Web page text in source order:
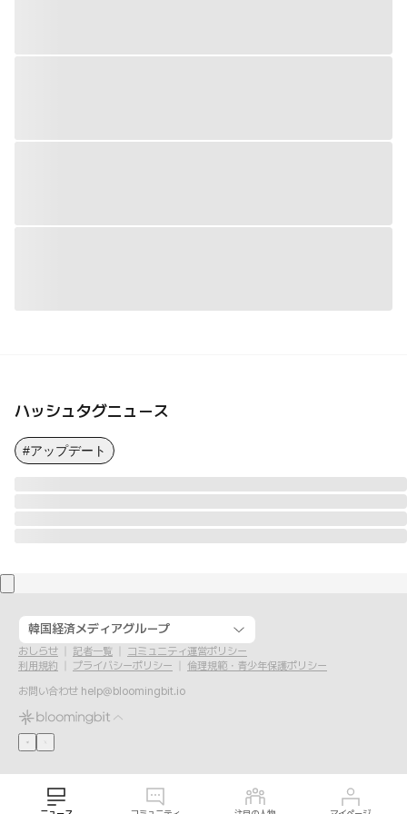
ハッシュタグニュース
#アップデート
韓国経済メディアグループ
おしらせ 記者一覧
コミュニティ運営ポリシー
利用規約
プライバシーポリシー
倫理規範・青少年保護ポリシー
お問い合わせ help@bloomingbit.io